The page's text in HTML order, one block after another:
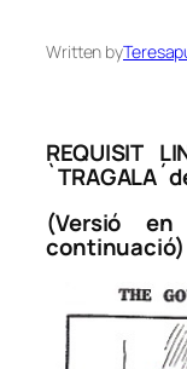
Written by
REQUISIT
(Versió en
continuació)